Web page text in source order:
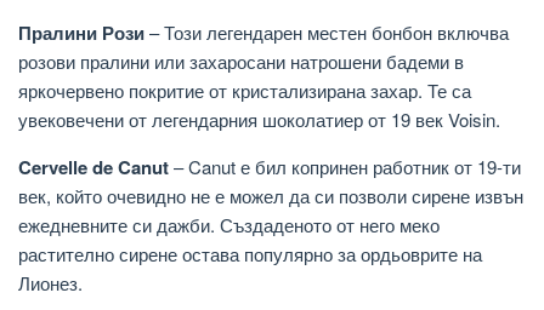
Пралини Рози– Този легендарен местен бонбон включва
розови пралини или захаросани натрошени бадеми в
яркочервено покритие от кристализирана захар. Те са
увековечени от легендарния шоколатиер от 19 век Voisin.
Cervelle de Canut– Canut е бил копринен работник от 19-ти
век, който очевидно не е можел да си позволи сирене извън
ежедневните си дажби. Създаденото от него меко
растително сирене остава популярно за ордьоврите на
Лионез.